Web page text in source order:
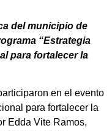
del municipio de
“Estrategia
para fortalecer la
en el evento
para fortalecer la
Edda Vite Ramos,